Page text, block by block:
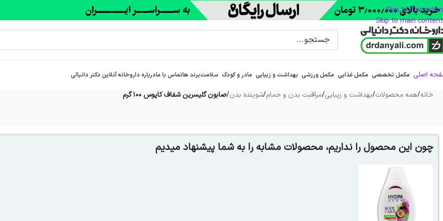
Skip to navigation
Skip to main content
اصلی مکمل تخصصی مکمل غذایی مکمل ورزشی بهداشت و زیبایی مادر و کودک سلامتبرند هاتماس با مادرباره‌ داروخانه آنلاین دکتر دانیالی
خانه/همه محصولات/بهداشت و زیبایی/مراقبت بدن و حمام/شوینده بدن/صابون گلیسرین شفاف کاپوس 100 گرم
چون این محصول را نداریم، محصولات مشابه را به شما پیشنهاد میدیم